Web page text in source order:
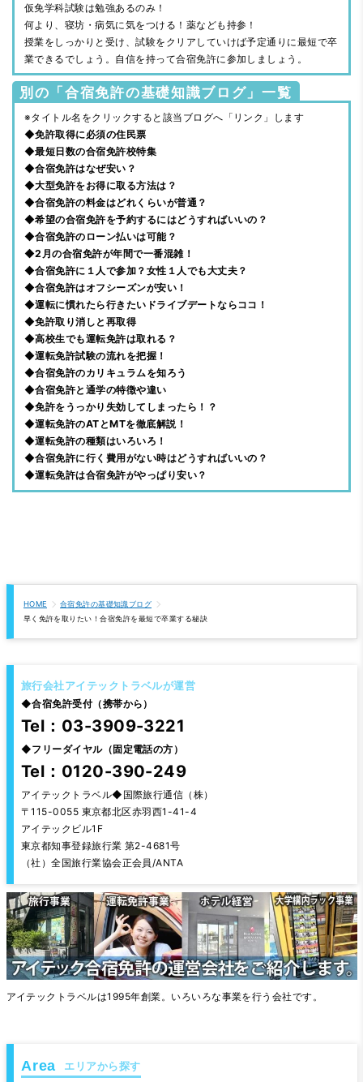
仮免学科試験は勉強あるのみ！
何より、寝坊・病気に気をつける！薬なども持参！
授業をしっかりと受け、試験をクリアしていけば予定通りに最短で卒
業できるでしょう。自信を持って合宿免許に参加しましょう。
別の「合宿免許の基礎知識ブログ」一覧
※タイトル名をクリックすると該当ブログへ「リンク」します
◆免許取得に必須の住民票
◆最短日数の合宿免許校特集
◆合宿免許はなぜ安い？
◆大型免許をお得に取る方法は？
◆合宿免許の料金はどれくらいが普通？
◆希望の合宿免許を予約するにはどうすればいいの？
◆合宿免許のローン払いは可能？
◆2月の合宿免許が年間で一番混雑！
◆合宿免許に１人で参加？女性１人でも大丈夫？
◆合宿免許はオフシーズンが安い！
◆運転に慣れたら行きたいドライブデートならココ！
◆免許取り消しと再取得
◆高校生でも運転免許は取れる？
◆運転免許試験の流れを把握！
◆合宿免許のカリキュラムを知ろう
◆合宿免許と通学の特徴や違い
◆免許をうっかり失効してしまったら！？
◆運転免許のATとMTを徹底解説！
◆運転免許の種類はいろいろ！
◆合宿免許に行く費用がない時はどうすればいいの？
◆運転免許は合宿免許がやっぱり安い？
HOME
合宿免許の基礎知識ブログ
早く免許を取りたい！合宿免許を最短で卒業する秘訣
旅行会社アイテックトラベルが運営
◆合宿免許受付（携帯から）
Tel：03-3909-3221
◆フリーダイヤル（固定電話の方）
Tel：0120-390-249
アイテックトラベル◆国際旅行通信（株）
〒115-0055 東京都北区赤羽西1-41-4
アイテックビル1F
東京都知事登録旅行業 第2-4681号
（社）全国旅行業協会正会員/ANTA
アイテックトラベルは1995年創業。いろいろな事業を行う会社です。
エリアから探す